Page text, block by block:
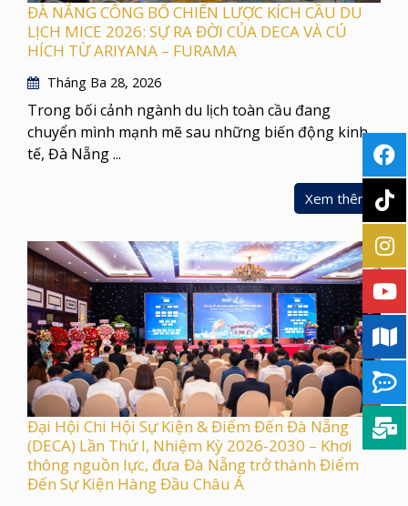
ĐÀ NẴNG CÔNG BỐ CHIẾN LƯỢC KÍCH CẦU DU
LỊCH MICE 2026: SỰ RA ĐỜI CỦA DECA VÀ CÚ
HÍCH TỪ ARIYANA – FURAMA
Tháng Ba 28, 2026
Trong bối cảnh ngành du lịch toàn cầu đang
chuyển mình mạnh mẽ sau những biến động kinh
tế, Đà Nẵng ...
Xem thêm
Đại Hội Chi Hội Sự Kiện & Điểm Đến Đà Nẵng
(DECA) Lần Thứ I, Nhiệm Kỳ 2026-2030 – Khơi
thông nguồn lực, đưa Đà Nẵng trở thành Điểm
Đến Sự Kiện Hàng Đầu Châu Á